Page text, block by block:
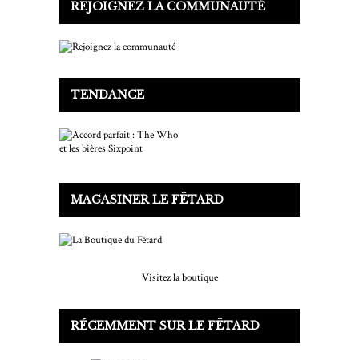
REJOIGNEZ LA COMMUNAUTÉ
TENDANCE
MAGASINER LE FÊTARD
Visitez la boutique
RÉCEMMENT SUR LE FÊTARD